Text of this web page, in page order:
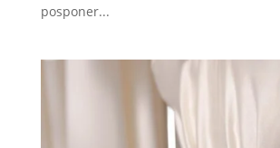
posponer...